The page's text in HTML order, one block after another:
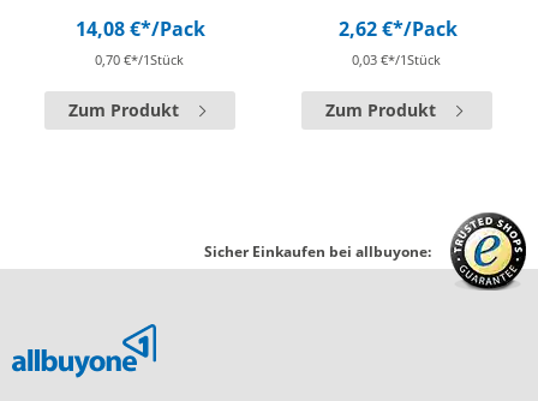
14,08 €*/Pack
0,70 €*/1Stück
Zum Produkt
2,62 €*/Pack
0,03 €*/1Stück
Zum Produkt
Sicher Einkaufen bei allbuyone: